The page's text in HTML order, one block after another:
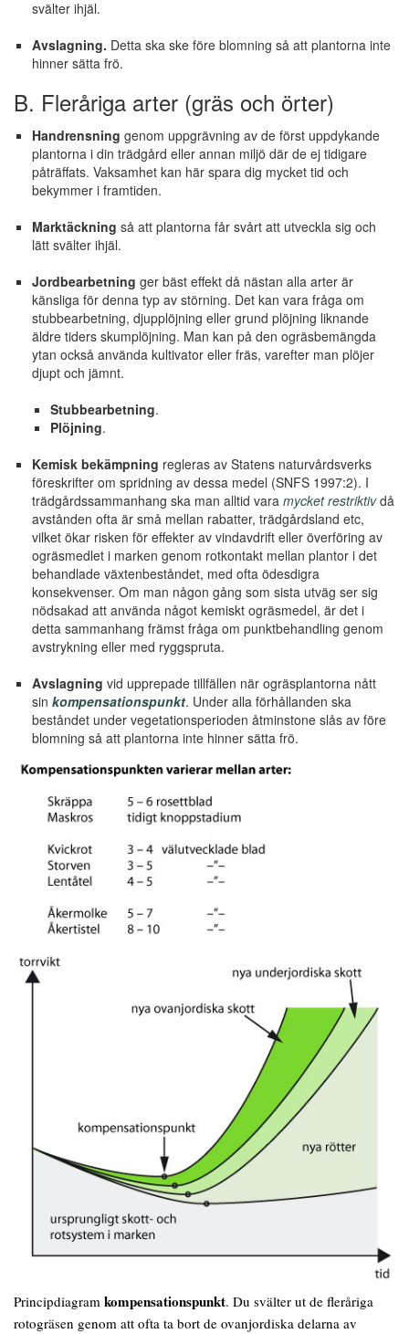
svälter ihjäl.
Avslagning. Detta ska ske före blomning så att plantorna inte
hinner sätta frö.
B. Fleråriga arter (gräs och örter)
Handrensning genom uppgrävning av de först uppdykande
plantorna i din trädgård eller annan miljö där de ej tidigare
påträffats. Vaksamhet kan här spara dig mycket tid och
bekymmer i framtiden.
Marktäckning så att plantorna får svårt att utveckla sig och
lätt svälter ihjäl.
Jordbearbetning ger bäst effekt då nästan alla arter är
känsliga för denna typ av störning. Det kan vara fråga om
stubbearbetning, djupplöjning eller grund plöjning liknande
äldre tiders skumplöjning. Man kan på den ogräsbemängda
ytan också använda kultivator eller fräs, varefter man plöjer
djupt och jämnt.
Stubbearbetning.
Plöjning.
Kemisk bekämpning regleras av Statens naturvårdsverks
föreskrifter om spridning av dessa medel (SNFS 1997:2). I
trädgårdssammanhang ska man alltid vara mycket restriktivdå
avstånden ofta är små mellan rabatter, trädgårdsland etc,
vilket ökar risken för effekter av vindavdrift eller överföring av
ogräsmedlet i marken genom rotkontakt mellan plantor i det
behandlade växtenbeståndet, med ofta ödesdigra
konsekvenser. Om man någon gång som sista utväg ser sig
nödsakad att använda något kemiskt ogräsmedel, är det i
detta sammanhang främst fråga om punktbehandling genom
avstrykning eller med ryggspruta.
Avslagning vid upprepade tillfällen när ogräsplantorna nått
sin kompensationspunkt. Under alla förhållanden ska
beståndet under vegetationsperioden åtminstone slås av före
blomning så att plantorna inte hinner sätta frö.
Principdiagram kompensationspunkt. Du svälter ut de fleråriga
rotogräsen genom att ofta ta bort de ovanjordiska delarna av